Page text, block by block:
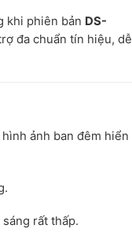
khi phiên bản DS-
đa chuẩn tín hiệu, dễ
ảnh ban đêm hiển
rất thấp.